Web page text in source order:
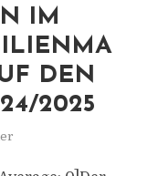
IM
DEN
2025